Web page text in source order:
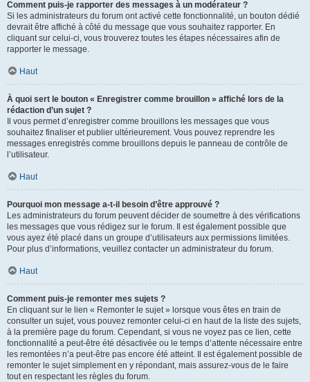
Comment puis-je rapporter des messages à un modérateur ?
Si les administrateurs du forum ont activé cette fonctionnalité, un bouton dédié
devrait être affiché à côté du message que vous souhaitez rapporter. En
cliquant sur celui-ci, vous trouverez toutes les étapes nécessaires afin de
rapporter le message.
Haut
À quoi sert le bouton « Enregistrer comme brouillon » affiché lors de la
rédaction d’un sujet ?
Il vous permet d’enregistrer comme brouillons les messages que vous
souhaitez finaliser et publier ultérieurement. Vous pouvez reprendre les
messages enregistrés comme brouillons depuis le panneau de contrôle de
l’utilisateur.
Haut
Pourquoi mon message a-t-il besoin d’être approuvé ?
Les administrateurs du forum peuvent décider de soumettre à des vérifications
les messages que vous rédigez sur le forum. Il est également possible que
vous ayez été placé dans un groupe d’utilisateurs aux permissions limitées.
Pour plus d’informations, veuillez contacter un administrateur du forum.
Haut
Comment puis-je remonter mes sujets ?
En cliquant sur le lien « Remonter le sujet » lorsque vous êtes en train de
consulter un sujet, vous pouvez remonter celui-ci en haut de la liste des sujets,
à la première page du forum. Cependant, si vous ne voyez pas ce lien, cette
fonctionnalité a peut-être été désactivée ou le temps d’attente nécessaire entre
les remontées n’a peut-être pas encore été atteint. Il est également possible de
remonter le sujet simplement en y répondant, mais assurez-vous de le faire
tout en respectant les règles du forum.